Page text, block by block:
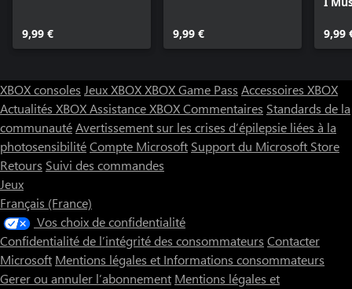
9,99 € 9,99 € 9,99
XBOX consoles Jeux XBOXXBOX Game Pass Accessoires XBOX
Actualités XBOXAssistance XBOXCommentaires Standards de la
communautéAvertissement sur les crises d’épilepsie liées à la
photosensibilitéCompte Microsoft Support du Microsoft Store
Retours Suivi des commandes
Jeux
Français (France)
Vos choix de confidentialité
Confidentialité de l’intégrité des consommateurs Contacter
Microsoft Mentions légales et Informations consommateurs
Gerer ou annuler l’abonnement Mentions légales et